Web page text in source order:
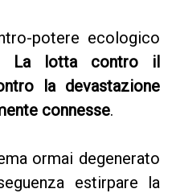
potere ecologico
La lotta contro il
la devastazione
connesse.
ormai degenerato
estirpare la